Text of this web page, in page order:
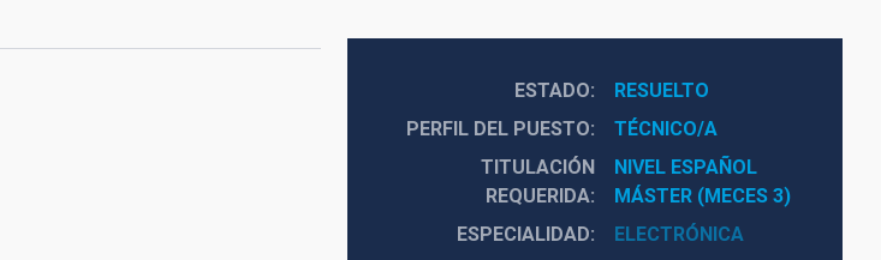
ESTADO
RESUELTO
PERFIL DEL PUESTO
TÉCNICO/A
TITULACIÓN
REQUERIDA
NIVEL ESPAÑOL
MÁSTER (MECES 3)
ESPECIALIDAD
ELECTRÓNICA